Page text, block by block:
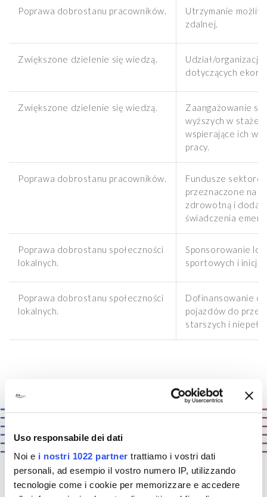
Uso responsabile dei dati
Noi e i nostri 1022 partner trattiamo i vostri dati
personali, ad esempio il vostro numero IP, utilizzando
tecnologie come i cookie per memorizzare e accedere
Poprawa dobrostanu pracowników.
Utrzymanie
zdalnej.
Zwiększone dzielenie się wiedzą.
Udział/
dotyczących
Zwiększone dzielenie się wiedzą.
Zaangażowanie
wyższych w staże
wspierające ich
pracy.
Poprawa dobrostanu pracowników.
Fundusze
przeznaczone na
zdrowotną i
świadczenia
Poprawa dobrostanu społeczności
lokalnych.
Sponsorowanie
sportowych i
Poprawa dobrostanu społeczności
lokalnych.
Dofinansowanie
pojazdów do
starszych i